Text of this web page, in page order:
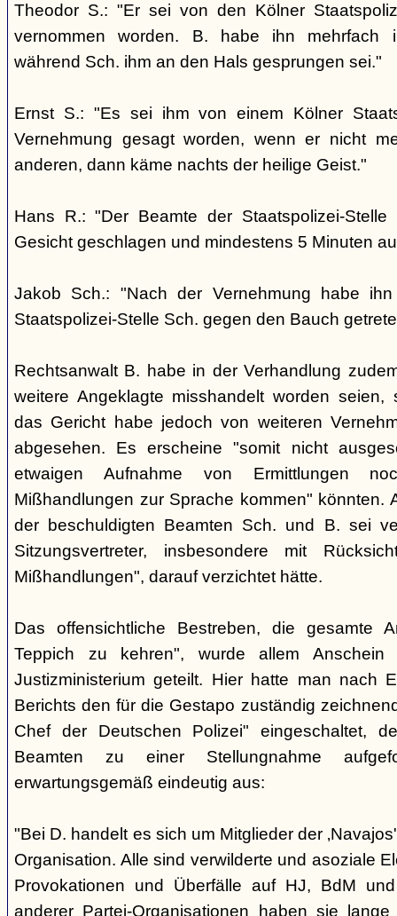
Theodor S.: "Er sei von den Kölner
vernommen worden. B. habe ihn mehrfach
während Sch. ihm an den Hals gesprungen sei."
Ernst S.: "Es sei ihm von einem Kölner
Vernehmung gesagt worden, wenn er nicht
anderen, dann käme nachts der heilige Geist."
Hans R.: "Der Beamte der Staatspolizei-
Gesicht geschlagen und mindestens 5 Minuten
Jakob Sch.: "Nach der Vernehmung habe
Staatspolizei-Stelle Sch. gegen den Bauch
Rechtsanwalt B. habe in der Verhandlung
weitere Angeklagte misshandelt worden seien,
das Gericht habe jedoch von weiteren
abgesehen. Es erscheine "somit nicht
etwaigen Aufnahme von Ermittlungen
Mißhandlungen zur Sprache kommen" könnten.
der beschuldigten Beamten Sch. und B. sei
Sitzungsvertreter, insbesondere mit
Mißhandlungen", darauf verzichtet hätte.
Das offensichtliche Bestreben, die gesamte
Teppich zu kehren", wurde allem
Justizministerium geteilt. Hier hatte man nach
Berichts den für die Gestapo zuständig
Chef der Deutschen Polizei" eingeschaltet,
Beamten zu einer Stellungnahme
erwartungsgemäß eindeutig aus:
"Bei D. handelt es sich um Mitglieder der
Organisation. Alle sind verwilderte und asoziale
Provokationen und Überfälle auf HJ, BdM
anderer Partei-Organisationen haben sie